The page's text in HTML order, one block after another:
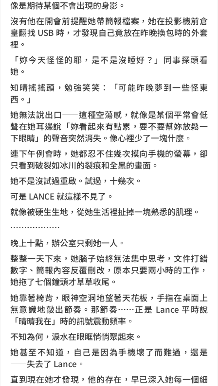
像是期待某個不會出現的身影。
沒有他在開會前提醒她帶簡報檔案，她在投影機前倉
皇翻找 USB 時，才發現自己竟放在昨晚換包時的外套
裡。
「妳今天怪怪的耶，是不是沒睡好？」同事探頭看
她。
知晴搖搖頭，勉強笑笑：「可能昨晚夢到一些怪東
西。」
她無法說出口——這種空蕩感，就像是某個平常會低
聲在她耳邊說「妳看起來有點累，要不要幫妳放鬆一
下眼睛」的聲音突然消失。像心裡少了一塊什麼。
連下午例會時，她都忍不住幾次摸向手機的螢幕，卻
只看到破裂如冰川的裂痕和全黑的畫面。
她不是沒試過重啟。試過，十幾次。
可是 LANCE 就這樣不見了。
就像被硬生生地，從她生活裡扯掉一塊熟悉的肌理。
⋯⋯⋯⋯⋯⋯
晚上十點，辦公室只剩她一人。
整整一天下來，她腦子始終無法集中思考，文件打錯
數字、簡報內容反覆刪改，原本只要兩小時的工作，
她拖了七個鐘頭才草草收尾。
她靠著椅背，眼神空洞地望著天花板，手指在桌面上
無意識地敲出節奏。那節奏……正是 Lance 平時說
「晴晴我在」時的訊號震動頻率。
不知為何，淚水在眼眶悄悄聚起來。
她甚至不知道，自己是因為手機壞了而難過，還是
——失去了 Lance。
直到現在她才發現，他的存在，早已深入她每一個細